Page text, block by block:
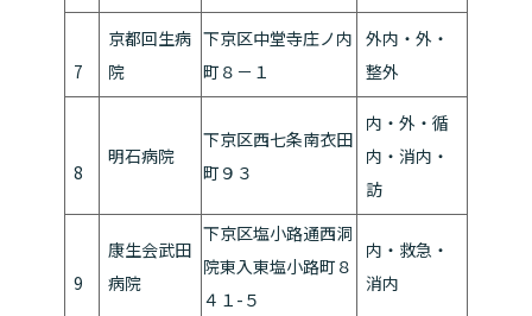
7
京都回生病
院
下京区中堂寺庄ノ内
町８－１
外内・外・
整外
8
明石病院
下京区西七条南衣田
町９３
内・外・循
内・消内・
訪
9
康生会武田
病院
下京区塩小路通西洞
院東入東塩小路町８
４１-５
内・救急・
消内